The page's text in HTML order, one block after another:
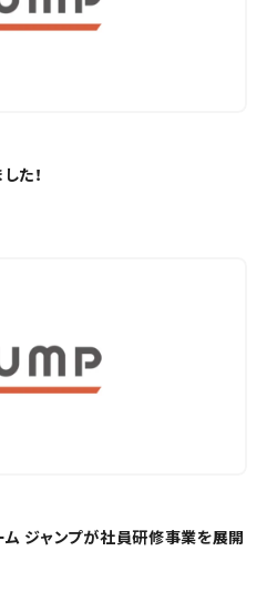
た！
ム ジャンプが社員研修事業を展開